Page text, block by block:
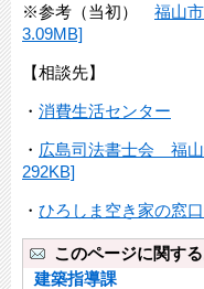
※参考（当初） 福山
3.09MB]
【相談先】
・ 消費生活センター
・ 広島司法書士会 福山
292KB]
・ ひろしま空き家の窓
このページに関す
建築指導課